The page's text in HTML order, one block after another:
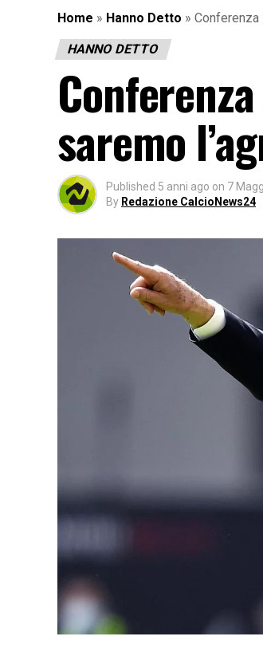
Home » Hanno Detto » Conferenza
HANNO DETTO
saremo
Published 5 anni ago on 7
By Redazione CalcioNews24